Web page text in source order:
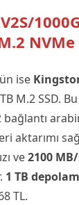
NVMe
ise
M.2 SSD.
aktarımı
ve2100
1 TB
TL.